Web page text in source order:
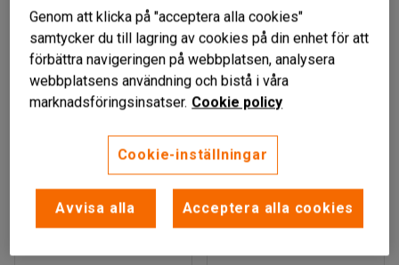
6 produkter
Genom att klicka på "acceptera alla cookies"
samtycker du till lagring av cookies på din enhet för att
förbättra navigeringen på webbplatsen, analysera
webbplatsens användning och bistå i våra
marknadsföringsinsatser. Cookie policy
Cookie-inställningar
Avvisa alla Acceptera alla cookies